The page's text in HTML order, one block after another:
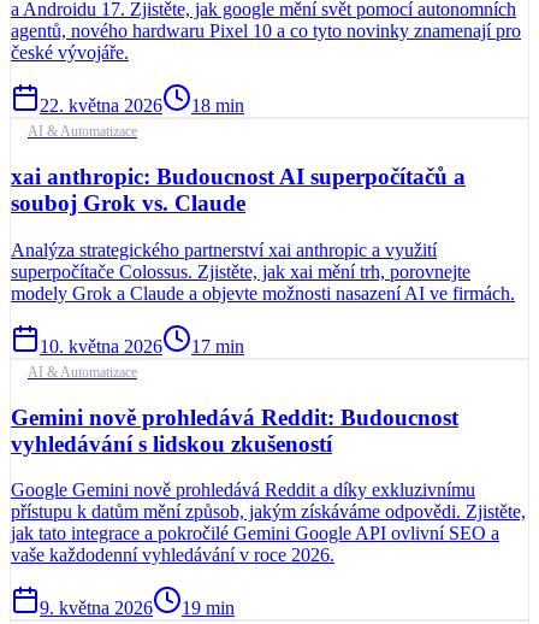
a Androidu 17. Zjistěte, jak google mění svět pomocí autonomních
agentů, nového hardwaru Pixel 10 a co tyto novinky znamenají pro
české vývojáře.
22. května 2026 18 min
AI & Automatizace
xai anthropic: Budoucnost AI superpočítačů a
souboj Grok vs. Claude
Analýza strategického partnerství xai anthropic a využití
superpočítače Colossus. Zjistěte, jak xai mění trh, porovnejte
modely Grok a Claude a objevte možnosti nasazení AI ve firmách.
10. května 2026 17 min
AI & Automatizace
Gemini nově prohledává Reddit: Budoucnost
vyhledávání s lidskou zkušeností
Google Gemini nově prohledává Reddit a díky exkluzivnímu
přístupu k datům mění způsob, jakým získáváme odpovědi. Zjistěte,
jak tato integrace a pokročilé Gemini Google API ovlivní SEO a
vaše každodenní vyhledávání v roce 2026.
9. května 2026 19 min